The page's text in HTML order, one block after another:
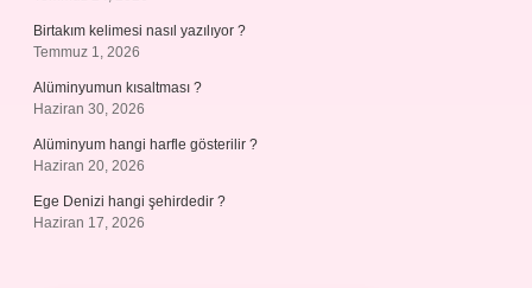
Birtakım kelimesi nasıl yazılıyor ?
Temmuz 1, 2026
Alüminyumun kısaltması ?
Haziran 30, 2026
Alüminyum hangi harfle gösterilir ?
Haziran 20, 2026
Ege Denizi hangi şehirdedir ?
Haziran 17, 2026